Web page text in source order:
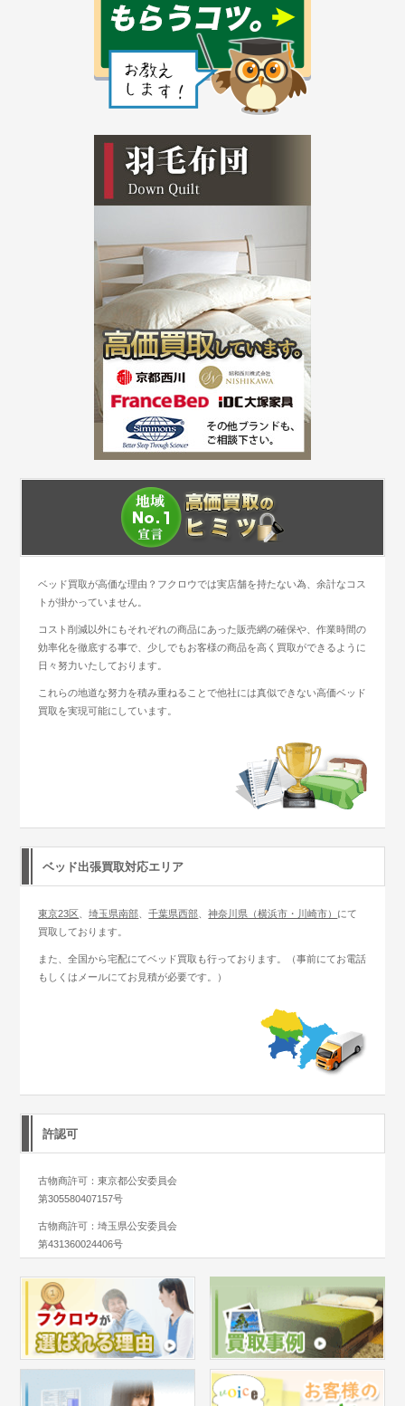
ベッド買取が高価な理由？フクロウでは実店舗を持たない為、余計なコス
トが掛かっていません。
コスト削減以外にもそれぞれの商品にあった販売網の確保や、作業時間の
効率化を徹底する事で、少しでもお客様の商品を高く買取ができるように
日々努力いたしております。
これらの地道な努力を積み重ねることで他社には真似できない高価ベッド
買取を実現可能にしています。
ベッド出張買取対応エリア
東京23区 、埼玉県南部 、千葉県西部 、神奈川県（横浜市・川崎市） にて
買取しております。
また、全国から宅配にてベッド買取も行っております。（事前にてお電話
もしくはメールにてお見積が必要です。）
許認可
古物商許可：東京都公安委員会
第305580407157号
古物商許可：埼玉県公安委員会
第431360024406号